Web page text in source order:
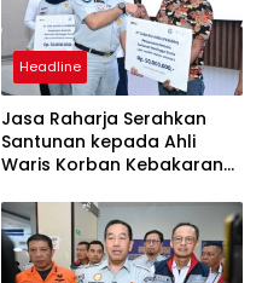
Headline
Jasa Raharja Serahkan
Santunan kepada Ahli
Waris Korban Kebakaran